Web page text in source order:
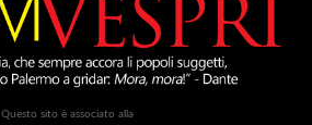
Questo sito è associato alla